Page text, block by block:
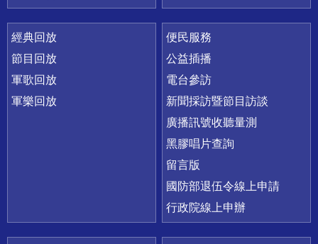
經典回放
節目回放
軍歌回放
軍樂回放
便民服務
公益插播
電台參訪
新聞採訪暨節目訪談
廣播訊號收聽量測
黑膠唱片查詢
留言版
國防部退伍令線上申請
行政院線上申辦